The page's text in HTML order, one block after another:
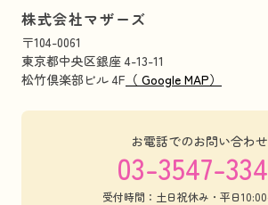
株式会社マザーズ
〒104-0061
東京都中央区銀座 4-13-11
松竹倶楽部ビル 4F （ Google MAP）
お電話でのお問い合わせ
03-3547-
受付時間：土日祝休み・平日